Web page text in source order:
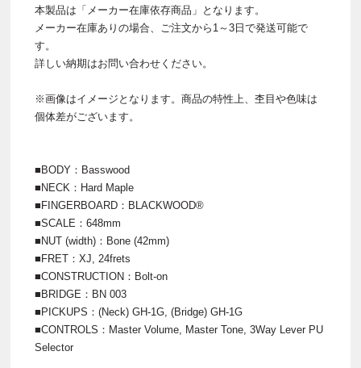
本製品は「メーカー在庫依存商品」となります。
メーカー在庫ありの場合、ご注文から1～3日で発送可能で
す。
詳しい納期はお問い合わせください。
※画像はイメージとなります。商品の特性上、杢目や色味は
個体差がございます。
■BODY：Basswood
■NECK：Hard Maple
■FINGERBOARD：BLACKWOOD®
■SCALE：648mm
■NUT (width)：Bone (42mm)
■FRET：XJ, 24frets
■CONSTRUCTION：Bolt-on
■BRIDGE：BN 003
■PICKUPS：(Neck) GH-1G, (Bridge) GH-1G
■CONTROLS：Master Volume, Master Tone, 3Way Lever PU
Selector